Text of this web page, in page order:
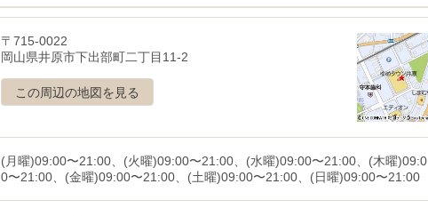
〒715-0022
岡山県井原市下出部町二丁目11-2
この周辺の地図を見る
(月曜)09:00〜21:00、(火曜)09:00〜21:00、(水曜)09:00〜21:00、(木曜)09:0
0〜21:00、(金曜)09:00〜21:00、(土曜)09:00〜21:00、(日曜)09:00〜21:00